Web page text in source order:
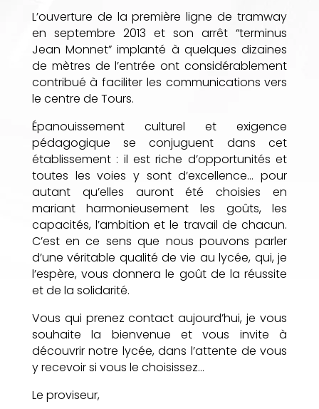
L’ouverture de la première ligne de tramway
en septembre 2013 et son arrêt “terminus
Jean Monnet” implanté à quelques dizaines
de mètres de l’entrée ont considérablement
contribué à faciliter les communications vers
le centre de Tours.
Épanouissement culturel et exigence
pédagogique se conjuguent dans cet
établissement : il est riche d’opportunités et
toutes les voies y sont d’excellence… pour
autant qu’elles auront été choisies en
mariant harmonieusement les goûts, les
capacités, l’ambition et le travail de chacun.
C’est en ce sens que nous pouvons parler
d’une véritable qualité de vie au lycée, qui, je
l’espère, vous donnera le goût de la réussite
et de la solidarité.
Vous qui prenez contact aujourd’hui, je vous
souhaite la bienvenue et vous invite à
découvrir notre lycée, dans l’attente de vous
y recevoir si vous le choisissez…
Le proviseur,